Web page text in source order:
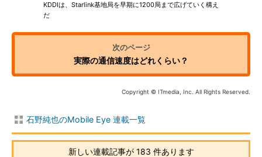
KDDIは、Starlink基地局を早期に1200局まで広げていく構え
だ
実際の通信速度はどれくらい？
Copyright © ITmedia, Inc. All Rights Reserved.
石野純也のMobile Eye 連載一覧
新しい連載記事が 183 件あります